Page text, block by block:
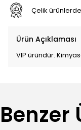
Çelik
Ürün Açıklaması
VIP üründür.
Benzer